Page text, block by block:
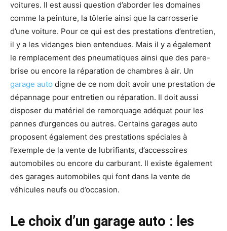
voitures. Il est aussi question d’aborder les domaines
comme la peinture, la tôlerie ainsi que la carrosserie
d’une voiture. Pour ce qui est des prestations d’entretien,
il y a les vidanges bien entendues. Mais il y a également
le remplacement des pneumatiques ainsi que des pare-
brise ou encore la réparation de chambres à air. Un
garage auto digne de ce nom doit avoir une prestation de
dépannage pour entretien ou réparation. Il doit aussi
disposer du matériel de remorquage adéquat pour les
pannes d’urgences ou autres. Certains garages auto
proposent également des prestations spéciales à
l’exemple de la vente de lubrifiants, d’accessoires
automobiles ou encore du carburant. Il existe également
des garages automobiles qui font dans la vente de
véhicules neufs ou d’occasion.
Le choix d’un garage auto : les